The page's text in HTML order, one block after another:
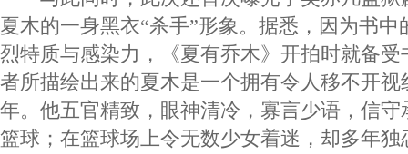
夏木的一身黑衣“杀手”形象。据悉，因为书
烈特质与感染力，《夏有乔木》开拍时就备
者所描绘出来的夏木是一个拥有令人移不开
年。他五官精致，眼神清冷，寡言少语，信
篮球；在篮球场上令无数少女着迷，却多年